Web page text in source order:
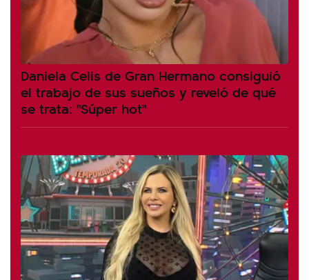
Daniela Celis de Gran Hermano consiguió
el trabajo de sus sueños y reveló de qué
se trata: "Súper hot"